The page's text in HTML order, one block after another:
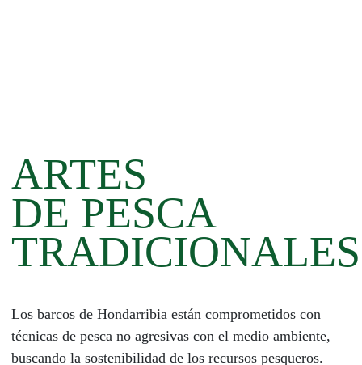
ARTES
DE PESCA
TRADICIONALES
Los barcos de Hondarribia están comprometidos con
técnicas de pesca no agresivas con el medio ambiente,
buscando la sostenibilidad de los recursos pesqueros.